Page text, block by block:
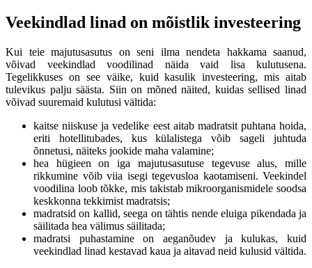
Veekindlad linad on mõistlik investeering
Kui teie majutusasutus on seni ilma nendeta hakkama saanud,
võivad veekindlad voodilinad näida vaid lisa kulutusena.
Tegelikkuses on see väike, kuid kasulik investeering, mis aitab
tulevikus palju säästa. Siin on mõned näited, kuidas sellised linad
võivad suuremaid kulutusi vältida:
kaitse niiskuse ja vedelike eest aitab madratsit puhtana hoida,
eriti hotellitubades, kus külalistega võib sageli juhtuda
õnnetusi, näiteks jookide maha valamine;
hea hügieen on iga majutusasutuse tegevuse alus, mille
rikkumine võib viia isegi tegevusloa kaotamiseni. Veekindel
voodilina loob tõkke, mis takistab mikroorganismidele soodsa
keskkonna tekkimist madratsis;
madratsid on kallid, seega on tähtis nende eluiga pikendada ja
säilitada hea välimus säilitada;
madratsi puhastamine on aeganõudev ja kulukas, kuid
veekindlad linad kestavad kaua ja aitavad neid kulusid vältida.